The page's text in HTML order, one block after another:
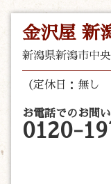
金沢屋 新
新潟県新潟市中
（定休日：無し
お電話でのお問
0120-